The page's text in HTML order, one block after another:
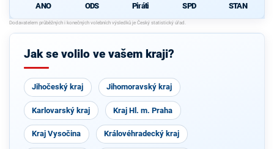
ANO ODS Piráti SPD STAN
Jak se volilo ve vašem kraji?
Jihočeský kraj Jihomoravský kraj
Karlovarský kraj Kraj Hl. m. Praha
Kraj Vysočina Královéhradecký kraj